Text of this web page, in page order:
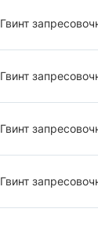
Гвинт
Гвинт
Гвинт
Гвинт